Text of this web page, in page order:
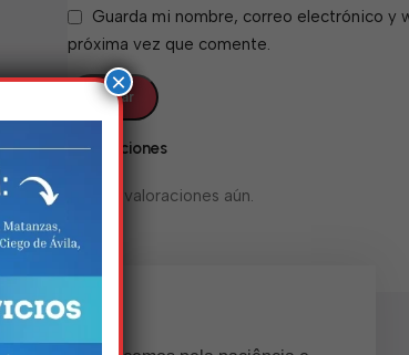
Valoraciones
No hay valoraciones aún.
Guarda mi nombre, correo electrónico y
próxima vez que comente.
×
nisso!